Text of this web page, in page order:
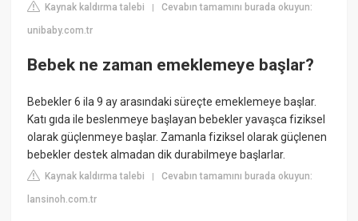
Kaynak kaldırma talebi |Cevabın tamamını burada okuyun:
unibaby.com.tr
Bebek ne zaman emeklemeye başlar?
Bebekler 6 ila 9 ay arasındaki süreçte emeklemeye başlar.
Katı gıda ile beslenmeye başlayan bebekler yavaşca fiziksel
olarak güçlenmeye başlar. Zamanla fiziksel olarak güçlenen
bebekler destek almadan dik durabilmeye başlarlar.
Kaynak kaldırma talebi |Cevabın tamamını burada okuyun:
lansinoh.com.tr